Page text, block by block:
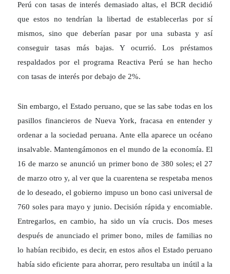
Perú con tasas de interés demasiado altas, el BCR decidió
que estos no tendrían la libertad de establecerlas por sí
mismos, sino que deberían pasar por una subasta y así
conseguir tasas más bajas. Y ocurrió. Los préstamos
respaldados por el programa Reactiva Perú se han hecho
con tasas de interés por debajo de 2%.
Sin embargo, el Estado peruano, que se las sabe todas en los
pasillos financieros de Nueva York, fracasa en entender y
ordenar a la sociedad peruana. Ante ella aparece un océano
insalvable. Mantengámonos en el mundo de la economía. El
16 de marzo se anunció un primer bono de 380 soles; el 27
de marzo otro y, al ver que la cuarentena se respetaba menos
de lo deseado, el gobierno impuso un bono casi universal de
760 soles para mayo y junio. Decisión rápida y encomiable.
Entregarlos, en cambio, ha sido un vía crucis. Dos meses
después de anunciado el primer bono, miles de familias no
lo habían recibido, es decir, en estos años el Estado peruano
había sido eficiente para ahorrar, pero resultaba un inútil a la